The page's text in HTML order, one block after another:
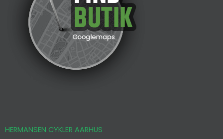
HERMANSEN CYKLER AARHUS